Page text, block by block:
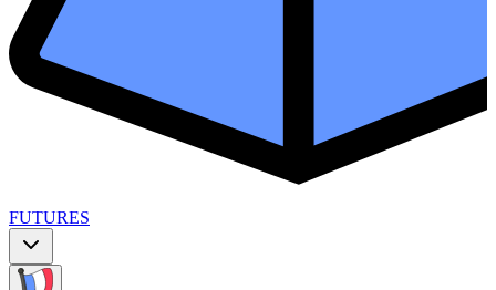
FUTURES